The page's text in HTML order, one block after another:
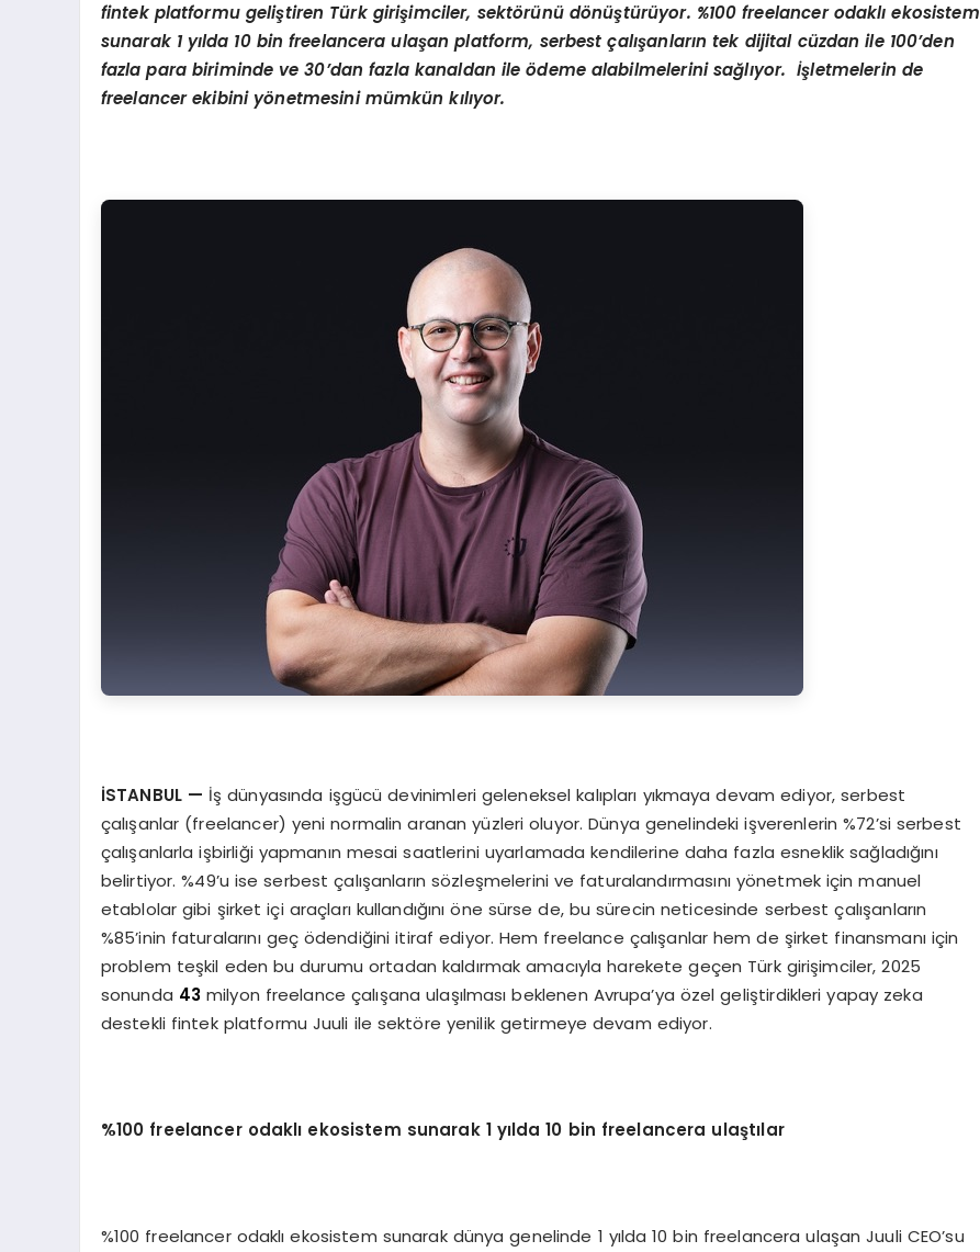
fintek platformu geliştiren Türk girişimciler, sektörünü dönüştürüyor. %100 freelancer odaklı ekosistem
sunarak 1 yılda 10 bin freelancera ulaşan platform, serbest çalışanların tek dijital cüzdan ile 100’den
fazla para biriminde ve 30’dan fazla kanaldan ile ödeme alabilmelerini sağlıyor. İşletmelerin de
freelancer ekibini yönetmesini mümkün kılıyor.
İSTANBUL — İş dünyasında işgücü devinimleri geleneksel kalıpları yıkmaya devam ediyor, serbest
çalışanlar (freelancer) yeni normalin aranan yüzleri oluyor. Dünya genelindeki işverenlerin %72’si serbest
çalışanlarla işbirliği yapmanın mesai saatlerini uyarlamada kendilerine daha fazla esneklik sağladığını
belirtiyor. %49’u ise serbest çalışanların sözleşmelerini ve faturalandırmasını yönetmek için manuel
etablolar gibi şirket içi araçları kullandığını öne sürse de, bu sürecin neticesinde serbest çalışanların
%85’inin faturalarını geç ödendiğini itiraf ediyor. Hem freelance çalışanlar hem de şirket finansmanı için
problem teşkil eden bu durumu ortadan kaldırmak amacıyla harekete geçen Türk girişimciler, 2025
sonunda 43 milyon freelance çalışana ulaşılması beklenen Avrupa’ya özel geliştirdikleri yapay zeka
destekli fintek platformu Juuli ile sektöre yenilik getirmeye devam ediyor.
%100 freelancer odaklı ekosistem sunarak 1 yılda 10 bin freelancera ulaştılar
%100 freelancer odaklı ekosistem sunarak dünya genelinde 1 yılda 10 bin freelancera ulaşan Juuli CEO’su